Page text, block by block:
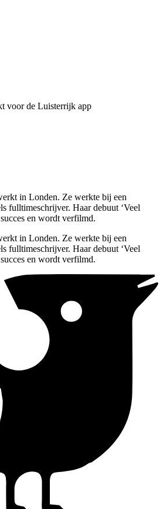
voor de Luisterrijk app
in Londen. Ze werkte bij een
fulltimeschrijver. Haar debuut ‘Veel
en wordt verfilmd.
in Londen. Ze werkte bij een
fulltimeschrijver. Haar debuut ‘Veel
en wordt verfilmd.